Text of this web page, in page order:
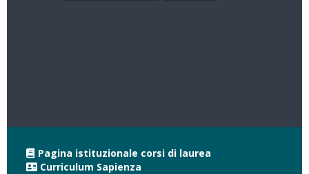
Pagina istituzionale corsi di laurea
Curriculum Sapienza